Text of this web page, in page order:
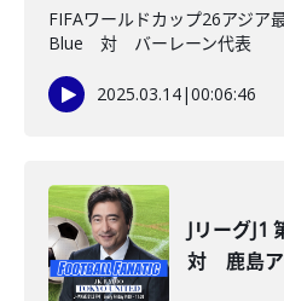
FIFAワールドカップ26アジア
Blue 対 バーレーン代表
2025.03.14|00:06:46
Jリーグ
対 鹿島ア